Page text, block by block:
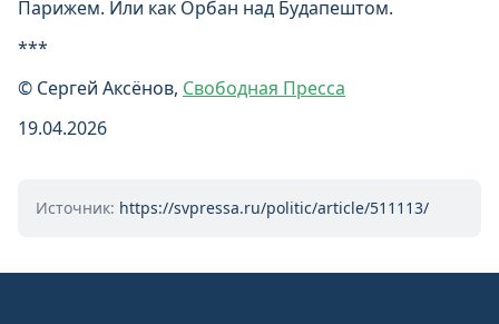
Парижем. Или как Орбан над Будапештом.
***
© Сергей Аксёнов, Свободная Пресса
19.04.2026
Источник: https://svpressa.ru/politic/article/511113/